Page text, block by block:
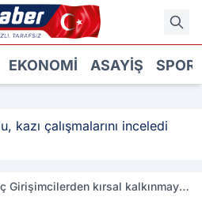
EKONOMI ASAYIŞ SPOR
kazı çalışmalarını inceledi
Girişimcilerden kırsal kalkınmaya